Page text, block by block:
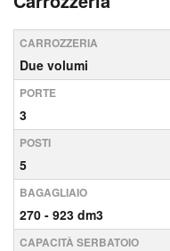
CARROZZERIA
Due volumi
PORTE
3
POSTI
5
BAGAGLIAIO
270 - 923 dm3
CAPACITÀ SERBATOIO